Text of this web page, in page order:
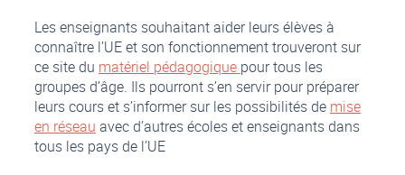
Les enseignants souhaitant aider leurs élèves à
connaître l’UE et son fonctionnement trouveront sur
ce site du matériel pédagogique pour tous les
groupes d’âge. Ils pourront s’en servir pour préparer
leurs cours et s’informer sur les possibilités de mise
en réseau avec d’autres écoles et enseignants dans
tous les pays de l’UE